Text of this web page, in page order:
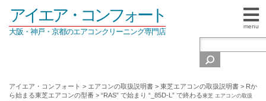
menu
アイエア・コンフォート
大阪・神戸・京都のエアコンクリーニング専門店
アイエア・コンフォート > エアコンの取扱説明書 > 東芝エアコンの取扱説明書 > Rか
ら始まる東芝エアコンの型番 > “RAS” で始まり “_85D-L” で終わる東芝 エアコンの取扱